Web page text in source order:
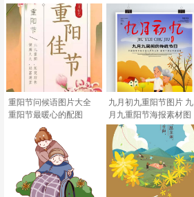
手抄报
唯美带字
重阳节问候语图片大全
重阳节最暖心的配图
九月初九重阳节图片 九
月九重阳节海报素材图